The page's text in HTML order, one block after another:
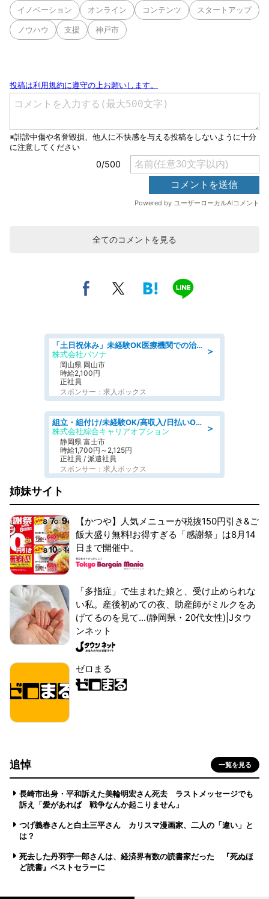
イノベーション オンライン コンテンツ スタートアップ
ノウハウ 支援 神戸市
全てのコメントを見る
＞
「土日祝休み」未経験OK医療機関での治験コーディネーターのお仕事
株式会社パソナ
岡山県 岡山市
時給2,100円
正社員
スポンサー：求人ボックス
＞
組立・組付け/未経験OK/高収入/日払いOK/交替制/20・30・40代活躍中
株式会社綜合キャリアオプション
静岡県 富士市
時給1,700円～2,125円
正社員 / 派遣社員
スポンサー：求人ボックス
姉妹サイト
【かつや】人気メニューが税抜150円引き&ご
飯大盛り無料!お得すぎる「感謝祭」は8月14
日まで開催中。
「多指症」で生まれた娘と、受け止められな
い私。産後初めての夜、助産師がミルクをあ
げてるのを見て...(静岡県・20代女性)|Jタウ
ンネット
ゼロまる
追悼 一覧を見る
長崎市出身・平和訴えた美輪明宏さん死去 ラストメッセージでも
訴え「愛があれば 戦争なんか起こりません」
つげ義春さんと白土三平さん カリスマ漫画家、二人の「違い」と
は？
死去した丹羽宇一郎さんは、経済界有数の読書家だった 『死ぬほ
ど読書』ベストセラーに